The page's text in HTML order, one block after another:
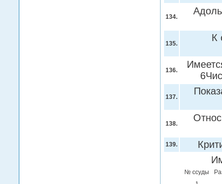
134.
135.
К
136.
137.
138.
139.
№ ссуды